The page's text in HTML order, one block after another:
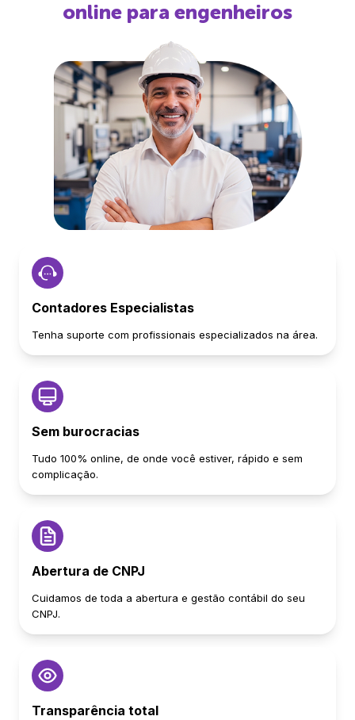
online para engenheiros
Contadores Especialistas
Tenha suporte com profissionais especializados na área.
Sem burocracias
Tudo 100% online, de onde você estiver, rápido e sem
complicação.
Abertura de CNPJ
Cuidamos de toda a abertura e gestão contábil do seu
CNPJ.
Transparência total